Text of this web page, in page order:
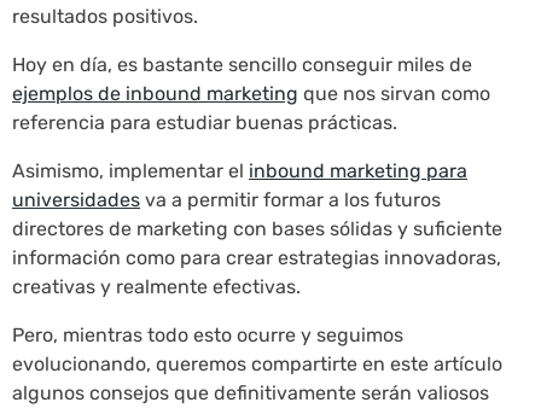
resultados positivos.
Hoy en día, es bastante sencillo conseguir miles de
ejemplos de inbound marketing que nos sirvan como
referencia para estudiar buenas prácticas.
Asimismo, implementar el inbound marketing para
universidades va a permitir formar a los futuros
directores de marketing con bases sólidas y suficiente
información como para crear estrategias innovadoras,
creativas y realmente efectivas.
Pero, mientras todo esto ocurre y seguimos
evolucionando, queremos compartirte en este artículo
algunos consejos que definitivamente serán valiosos